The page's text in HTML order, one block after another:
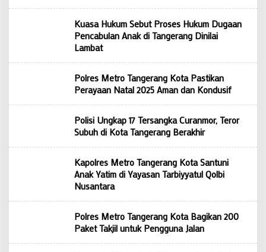
Kuasa Hukum Sebut Proses Hukum Dugaan
Pencabulan Anak di Tangerang Dinilai
Lambat
Polres Metro Tangerang Kota Pastikan
Perayaan Natal 2025 Aman dan Kondusif
Polisi Ungkap 17 Tersangka Curanmor, Teror
Subuh di Kota Tangerang Berakhir
Kapolres Metro Tangerang Kota Santuni
Anak Yatim di Yayasan Tarbiyyatul Qolbi
Nusantara
Polres Metro Tangerang Kota Bagikan 200
Paket Takjil untuk Pengguna Jalan